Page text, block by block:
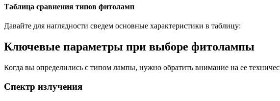
Таблица сравнения типов фитоламп
Давайте для наглядности сведем основные характеристики в таблицу:
Ключевые параметры при выборе фитолампы
Когда вы определились с типом лампы, нужно обратить внимание на ее
Спектр излучения